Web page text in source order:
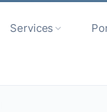
Services